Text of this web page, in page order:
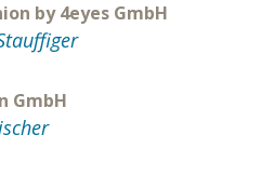
by 4eyes GmbH
GmbH